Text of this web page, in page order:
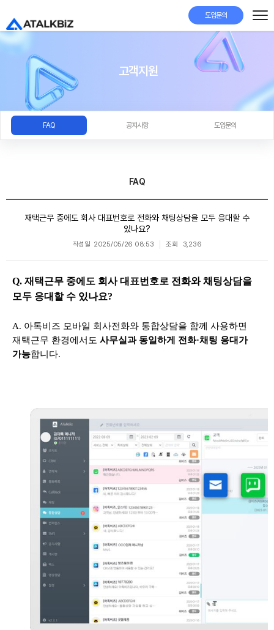
도입문의
고객지원
FAQ 공지사항 도입문의
FAQ
재택근무 중에도 회사 대표번호로 전화와 채팅상담을 모두 응대할 수
있나요?
작성일 2025/05/26 08:53 조회 3,236
Q. 재택근무 중에도 회사 대표번호로 전화와 채팅상담을
모두 응대할 수 있나요?
A. 아톡비즈 모바일 회사전화와 통합상담을 함께 사용하면
재택근무 환경에서도 사무실과 동일하게 전화·채팅 응대가
가능합니다.